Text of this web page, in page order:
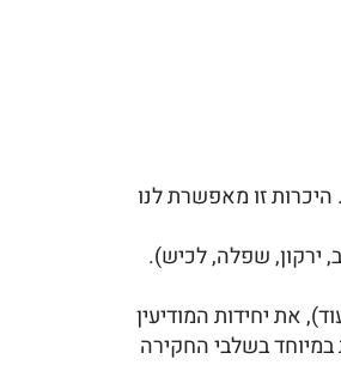
זו מאפשרת לנו
ירקון, שפלה, לכיש).
את יחידות המודיעין
ואת דרכי פעולתן. היכרות זו חיונית במיוחד בשלבי החקירה